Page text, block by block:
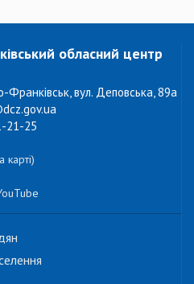
обласний центр
Франківськ, вул. Деповська, 89а
21-25
карті)